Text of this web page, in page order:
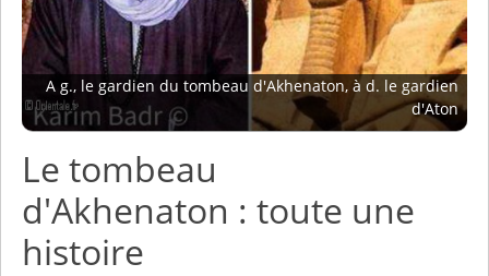
A g., le gardien du tombeau d'Akhenaton, à d. le gardien
d'Aton
Le tombeau
d'Akhenaton : toute une
histoire